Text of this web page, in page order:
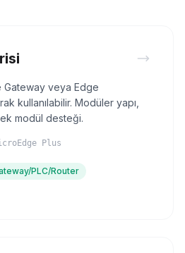
Gateway veya Edge
kullanılabilir. Modüler yapı,
modül desteği.
Plus
PLC/Router